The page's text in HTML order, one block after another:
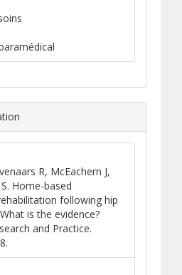
R, McEachern J,
Home-based
following hip
is the evidence?
and Practice.